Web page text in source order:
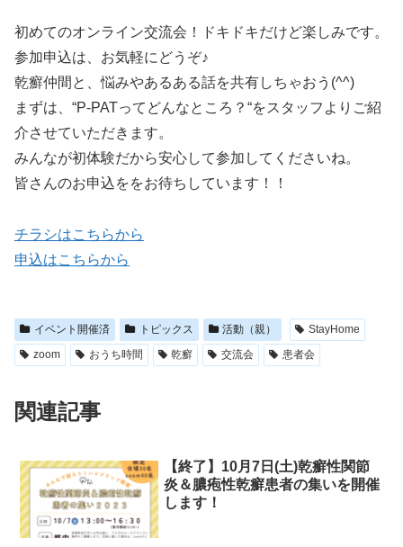
初めてのオンライン交流会！ドキドキだけど楽しみです。
参加申込は、お気軽にどうぞ♪
乾癬仲間と、悩みやあるある話を共有しちゃおう(^^)
まずは、“P-PATってどんなところ？“をスタッフよりご紹
介させていただきます。
みんなが初体験だから安心して参加してくださいね。
皆さんのお申込ををお待ちしています！！
チラシはこちらから
申込はこちらから
イベント開催済 トピックス 活動（親）
StayHome
zoom
おうち時間 乾癬 交流会 患者会
関連記事
【終了】10月7日(土)乾癬性関節
炎＆膿疱性乾癬患者の集いを開催
します！